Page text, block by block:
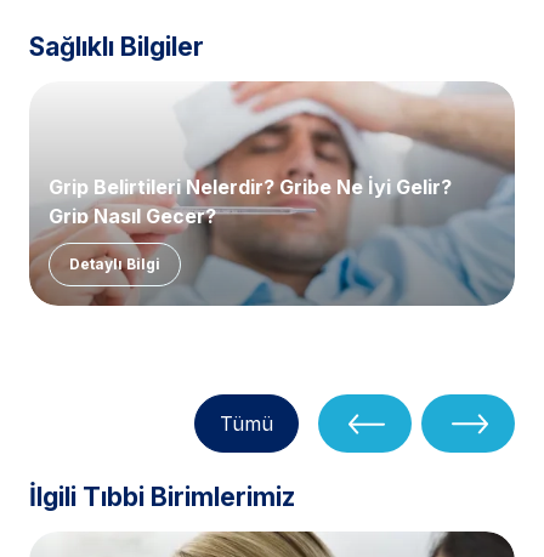
Sağlıklı Bilgiler
Grip Belirtileri Nelerdir? Gribe Ne İyi Gelir?
Grip Nasıl Geçer?
Detaylı Bilgi
Tümü
İlgili Tıbbi Birimlerimiz